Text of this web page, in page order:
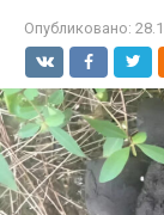
Опубликовано: